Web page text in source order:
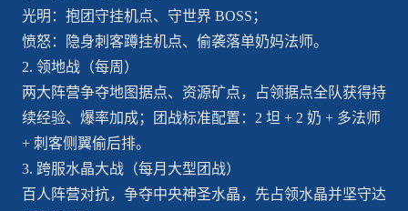
光明：抱团守挂机点、守世界 BOSS；
愤怒：隐身刺客蹲挂机点、偷袭落单奶妈法师。
2. 领地战（每周）
两大阵营争夺地图据点、资源矿点，占领据点全队获得持
续经验、爆率加成；团战标准配置：2 坦 + 2 奶 + 多法师
+ 刺客侧翼偷后排。
3. 跨服水晶大战（每月大型团战）
百人阵营对抗，争夺中央神圣水晶，先占领水晶并坚守达